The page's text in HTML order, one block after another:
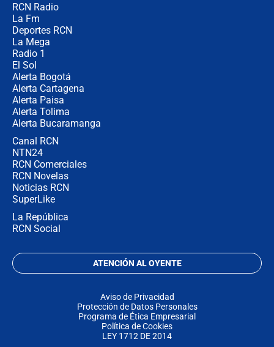
RCN Radio
La Fm
Deportes RCN
La Mega
Radio 1
El Sol
Alerta Bogotá
Alerta Cartagena
Alerta Paisa
Alerta Tolima
Alerta Bucaramanga
Canal RCN
NTN24
RCN Comerciales
RCN Novelas
Noticias RCN
SuperLike
La República
RCN Social
ATENCIÓN AL OYENTE
Aviso de Privacidad
Protección de Datos Personales
Programa de Ética Empresarial
Política de Cookies
LEY 1712 DE 2014